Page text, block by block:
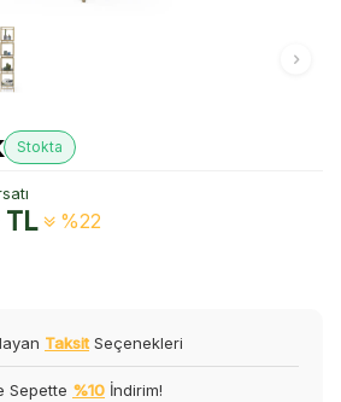
Stokta
TL %22
Taksit Seçenekleri
Sepette %10 İndirim!